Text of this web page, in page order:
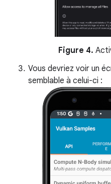
Figure 4.
Vous devriez voir un
semblable à celui-ci :